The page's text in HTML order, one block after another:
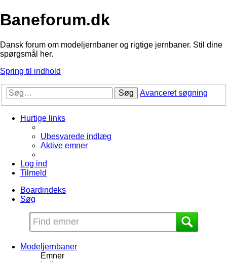
Baneforum.dk
Dansk forum om modeljernbaner og rigtige jernbaner. Stil dine
spørgsmål her.
Spring til indhold
Søg Avanceret søgning
Hurtige links
Ubesvarede indlæg
Aktive emner
Log ind
Tilmeld
Boardindeks
Søg
Modeljernbaner
Emner